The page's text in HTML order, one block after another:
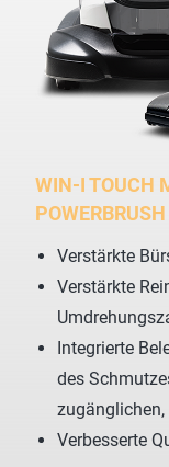
WIN-I TOUCH
POWERBRUSH
Verstärkte
Verstärkte
Integrierte
des
Verbesserte